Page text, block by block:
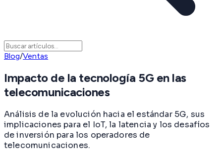
Blog/Ventas
Impacto de la tecnología 5G en las
telecomunicaciones
Análisis de la evolución hacia el estándar 5G, sus
implicaciones para el IoT, la latencia y los desafíos
de inversión para los operadores de
telecomunicaciones.